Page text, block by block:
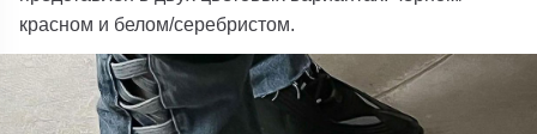
красном и белом/серебристом.